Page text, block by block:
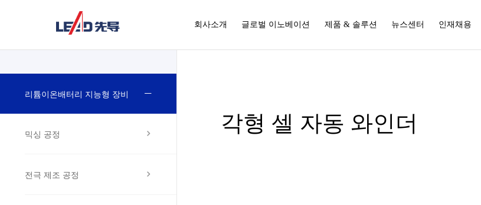
회사소개 글로벌 이노베이션 제품 & 솔루션 뉴스센터 인재채용
리튬이온배터리 지능형 장비
믹싱 공정
전극 제조 공정
각형 셀 자동 와인더